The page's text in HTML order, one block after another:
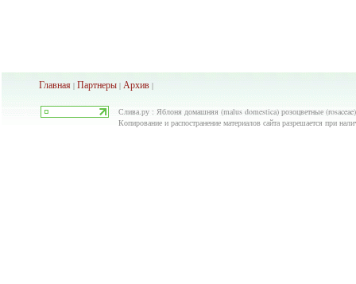
Главная| Партнеры| Архив|
Слива.ру : Яблоня домашняя (malus domestica) розоцветные
Копирование и распостранение материалов сайта разрешается при